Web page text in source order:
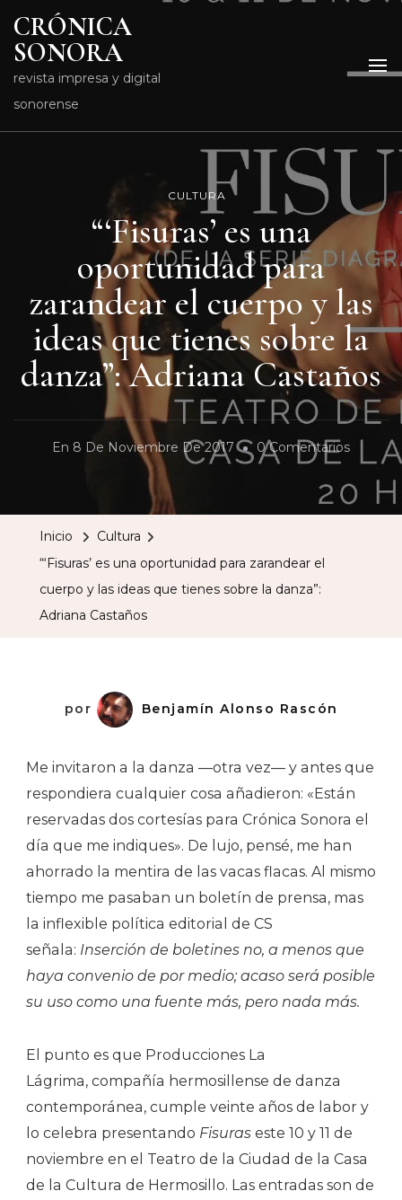
CRÓNICA
SONORA
revista impresa y digital
sonorense
CULTURA
“‘Fisuras’ es una
oportunidad para
zarandear el cuerpo y las
ideas que tienes sobre la
danza”: Adriana Castaños
En 8 De Noviembre De 2017 0 ComentariosEn
Es
Sobre
Inicio
Cultura
“‘Fisuras’ es una oportunidad para zarandear el
cuerpo y las ideas que tienes sobre la danza”:
Adriana Castaños
por Benjamín Alonso Rascón
Me invitaron a la danza —otra vez— y antes que
respondiera cualquier cosa añadieron: «Están
reservadas dos cortesías para Crónica Sonora el
día que me indiques». De lujo, pensé, me han
ahorrado la mentira de las vacas flacas. Al mismo
tiempo me pasaban un boletín de prensa, mas
la inflexible política editorial de CS
señala: Inserción de boletines no, a menos que
haya convenio de por medio; acaso será posible
su uso como una fuente más, pero nada más.
El punto es que Producciones La
Lágrima, compañía hermosillense de danza
contemporánea, cumple veinte años de labor y
lo celebra presentando Fisuras este 10 y 11 de
noviembre en el Teatro de la Ciudad de la Casa
de la Cultura de Hermosillo. Las entradas son de